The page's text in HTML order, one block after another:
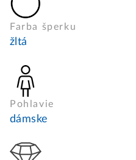
Farba šperku
žltá
Pohlavie
dámske